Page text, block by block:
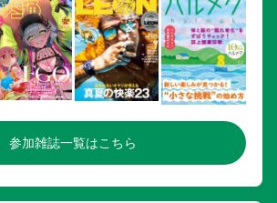
参加雑誌一覧はこちら